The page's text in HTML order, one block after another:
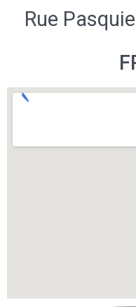
Rue